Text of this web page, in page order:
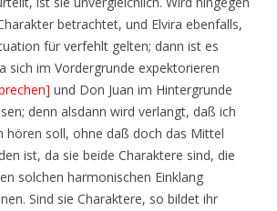
betrachtet, und Elvira ebenfalls,
für verfehlt gelten; dann ist es
sich im Vordergrunde expektorieren
und Don Juan im Hintergrunde
denn alsdann wird verlangt, daß ich
hören soll, ohne daß doch das Mittel
ist, da sie beide Charaktere sind, die
solchen harmonischen Einklang
Sind sie Charaktere, so bildet ihr